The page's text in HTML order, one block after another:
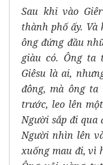
Sau khi vào
thành phố ấy.
ông đứng đầu
giàu có. Ông ta
Giêsu là ai,
đông, mà ông
trước, leo lên
Người sắp đi qua
Người nhìn lên
xuống mau đi, vì